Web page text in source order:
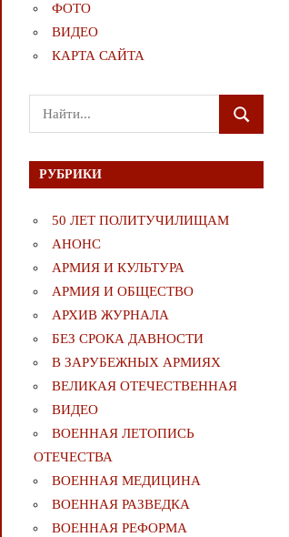
ФОТО
ВИДЕО
КАРТА САЙТА
Поиск
для:
ПОИСК
РУБРИКИ
50 ЛЕТ ПОЛИТУЧИЛИЩАМ
АНОНС
АРМИЯ И КУЛЬТУРА
АРМИЯ И ОБЩЕСТВО
АРХИВ ЖУРНАЛА
БЕЗ СРОКА ДАВНОСТИ
В ЗАРУБЕЖНЫХ АРМИЯХ
ВЕЛИКАЯ ОТЕЧЕСТВЕННАЯ
ВИДЕО
ВОЕННАЯ ЛЕТОПИСЬ
ОТЕЧЕСТВА
ВОЕННАЯ МЕДИЦИНА
ВОЕННАЯ РАЗВЕДКА
ВОЕННАЯ РЕФОРМА